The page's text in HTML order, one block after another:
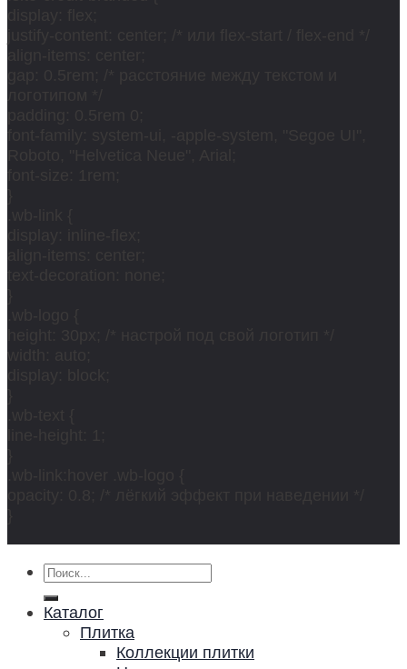
Искать:
Каталог
Плитка
Коллекции плитки